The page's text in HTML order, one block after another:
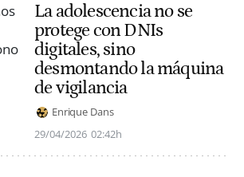
La adolescencia no se
protege con DNIs
digitales, sino
desmontando la máquina
de vigilancia
Enrique Dans
29/04/2026 02:42h